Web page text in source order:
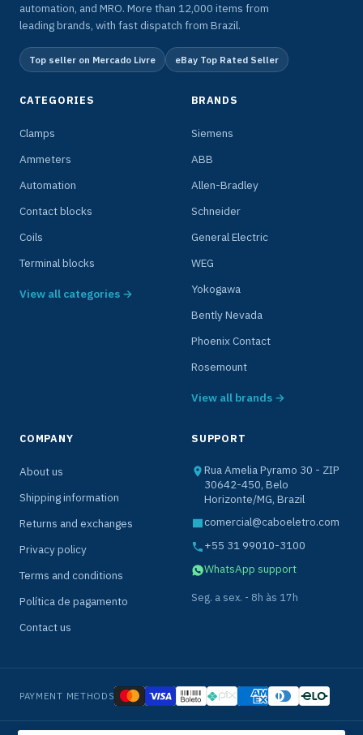
automation, and MRO. More than 12,000 items from
leading brands, with fast dispatch from Brazil.
Top seller on Mercado Livre eBay Top Rated Seller
CATEGORIES
Clamps
Ammeters
Automation
Contact blocks
Coils
Terminal blocks
View all categories →
BRANDS
Siemens
ABB
Allen-Bradley
Schneider
General Electric
WEG
Yokogawa
Bently Nevada
Phoenix Contact
Rosemount
View all brands →
COMPANY
About us
Shipping information
Returns and exchanges
Privacy policy
Terms and conditions
Política de pagamento
Contact us
SUPPORT
Rua Amelia Pyramo 30 - ZIP
30642-450, Belo
Horizonte/MG, Brazil
comercial@caboeletro.com
+55 31 99010-3100
WhatsApp support
Seg. a sex. - 8h às 17h
PAYMENT METHODS